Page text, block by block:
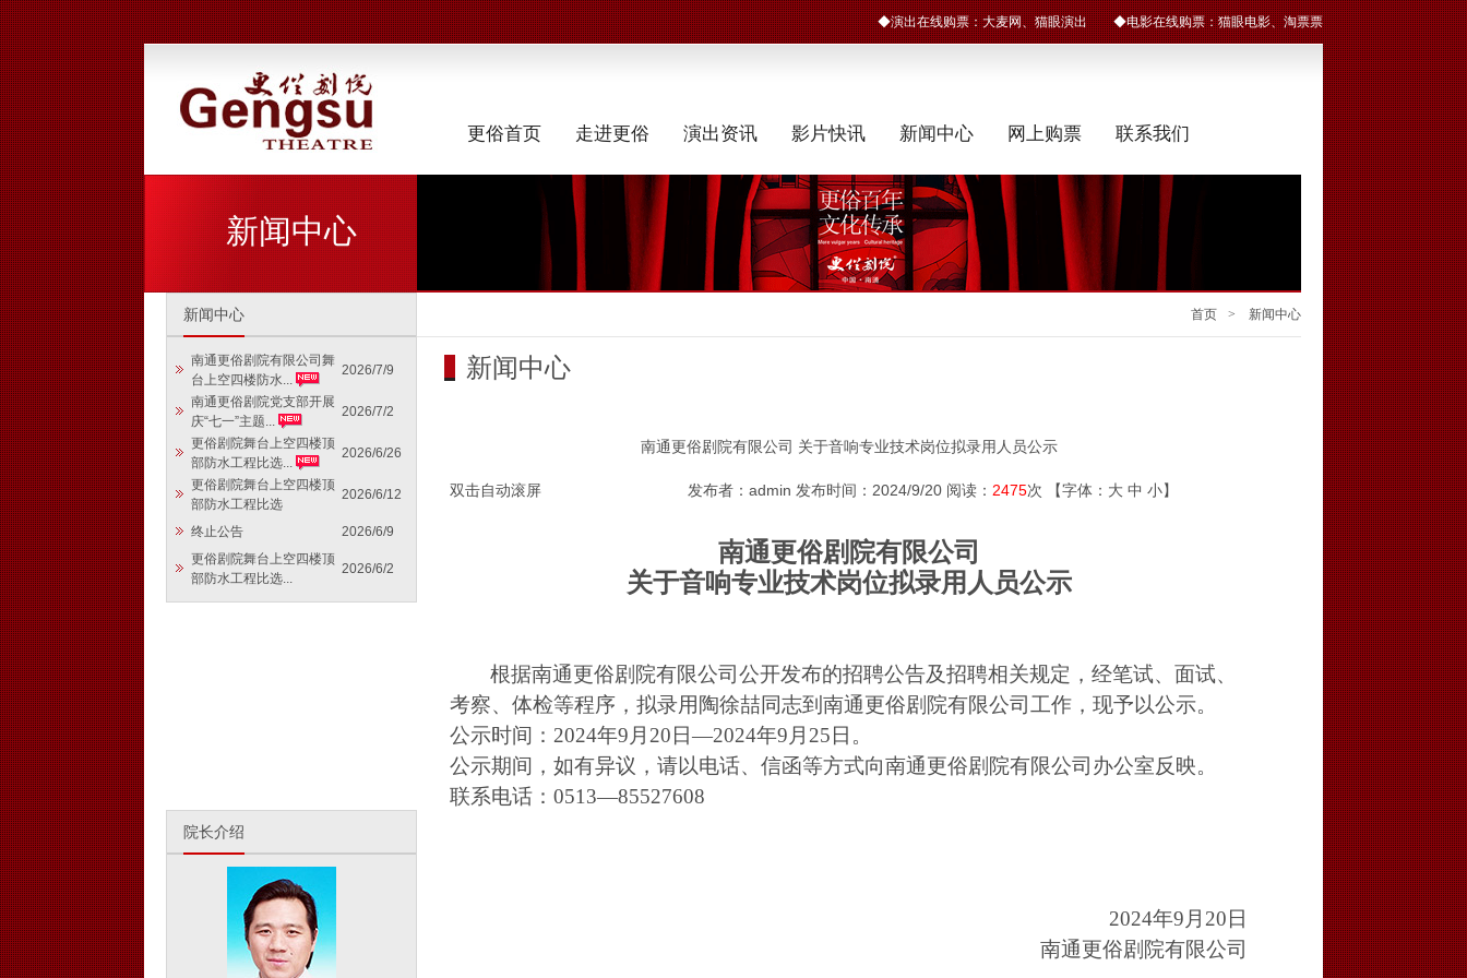
◆演出在线购票：大麦网、猫眼演出◆电影在线购票：猫眼电影、淘票票
更俗首页 走进更俗 演出资讯 影片快讯 新闻中心 网上购票 联系我们
新闻中心
新闻中心
南通更俗剧院有限公司舞
台上空四楼防水...
2026/7/9
南通更俗剧院党支部开展
庆“七一”主题...
2026/7/2
更俗剧院舞台上空四楼顶
部防水工程比选...
2026/6/26
更俗剧院舞台上空四楼顶
部防水工程比选
2026/6/12
终止公告
2026/6/9
更俗剧院舞台上空四楼顶
部防水工程比选...
2026/6/2
院长介绍
首页 > 新闻中心
新闻中心
南通更俗剧院有限公司 关于音响专业技术岗位拟录用人员公示
双击自动滚屏 发布者：admin 发布时间：2024/9/20 阅读： 2475次 【字体： 大 中 小】
南通更俗剧院有限公司
关于音响专业技术岗位拟录用 人员公示
根据南通更俗剧院有限公司公开发布的招聘公告及招聘相关规定，经笔试、面试、
考察、体检等程序，拟录用陶徐喆同志到南通更俗剧院有限公司工作，现予以公示。
公示时间： 2024年9月20日—2024年9月25日。
公示期间，如有异议，请以电话、信函等方式向南通更俗剧院有限公司办公室反映。
联系电话： 0513—85527608
2024年9月20日
南通更俗剧院有限公司